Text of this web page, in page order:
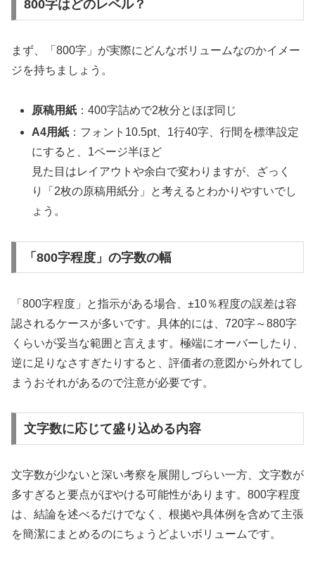
800字はどのレベル？
まず、「800字」が実際にどんなボリュームなのかイメー
ジを持ちましょう。
原稿用紙 ：400字詰めで2枚分とほぼ同じ
A4用紙 ：フォント10.5pt、1行40字、行間を標準設定
にすると、1ページ半ほど
見た目はレイアウトや余白で変わりますが、ざっく
り「2枚の原稿用紙分」と考えるとわかりやすいでし
ょう。
「800字程度」の字数の幅
「800字程度」と指示がある場合、±10％程度の誤差は容
認されるケースが多いです。具体的には、720字～880字
くらいが妥当な範囲と言えます。極端にオーバーしたり、
逆に足りなさすぎたりすると、評価者の意図から外れてし
まうおそれがあるので注意が必要です。
文字数に応じて盛り込める内容
文字数が少ないと深い考察を展開しづらい一方、文字数が
多すぎると要点がぼやける可能性があります。800字程度
は、結論を述べるだけでなく、根拠や具体例を含めて主張
を簡潔にまとめるのにちょうどよいボリュームです。